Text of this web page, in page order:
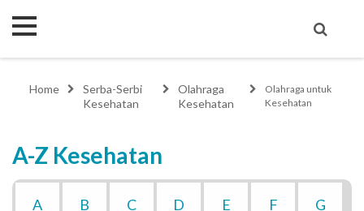
Home
Serba-Serbi
Kesehatan
Olahraga
Kesehatan
Olahraga untuk
Kesehatan
A-Z Kesehatan
A B C D E F G